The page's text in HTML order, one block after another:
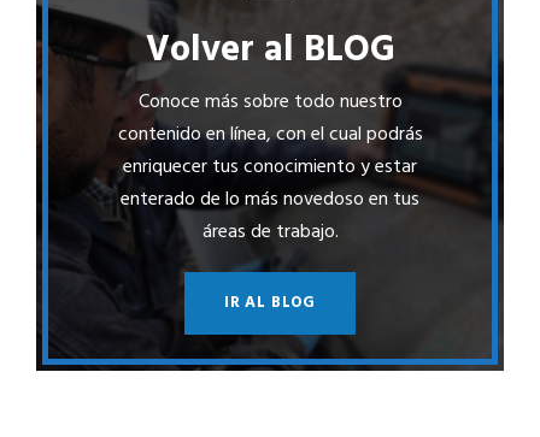
Volver al BLOG
Conoce más sobre todo nuestro
contenido en línea, con el cual podrás
enriquecer tus conocimiento y estar
enterado de lo más novedoso en tus
áreas de trabajo.
IR AL BLOG